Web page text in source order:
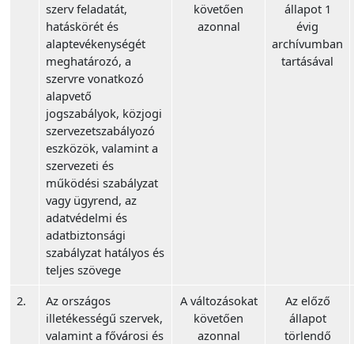
szerv feladatát,
hatáskörét és
alaptevékenységét
meghatározó, a
szervre vonatkozó
alapvető
jogszabályok, közjogi
szervezetszabályozó
eszközök, valamint a
szervezeti és
működési szabályzat
vagy ügyrend, az
adatvédelmi és
adatbiztonsági
szabályzat hatályos és
teljes szövege
követően
azonnal
állapot 1
évig
archívumban
tartásával
2.
Az országos
illetékességű szervek,
valamint a fővárosi és
A változásokat
követően
azonnal
Az előző
állapot
törlendő